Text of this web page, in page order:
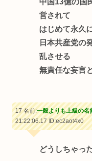
中国13億の国
営されて
はじめて永久
日本共産党の
乱させる
無責任な妄言
17 名前:一般よりも上級の名
21:22:06.17ID:ec2aot4x0
どうしちゃっ